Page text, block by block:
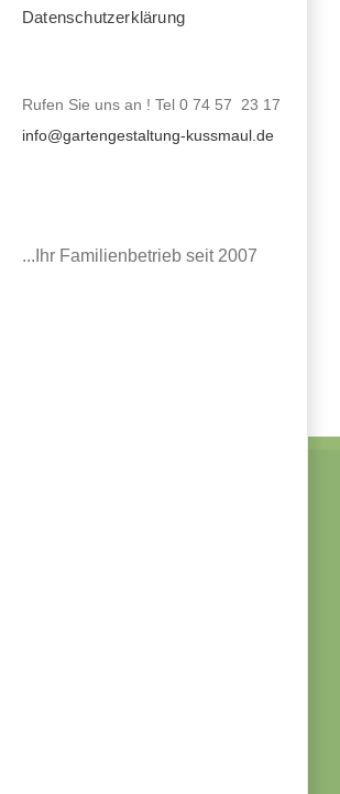
Datenschutzerklärung
Rufen Sie uns an ! Tel 0 74 57 23 17
info@gartengestaltung-kussmaul.de
...Ihr Familienbetrieb seit 2007